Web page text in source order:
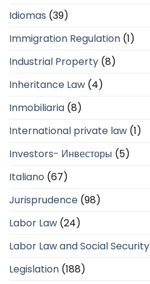
Idiomas (39)
Immigration Regulation (1)
Industrial Property (8)
Inheritance Law (4)
Inmobiliaria (8)
International private law (1)
Investors- Инвесторы (5)
Italiano (67)
Jurisprudence (98)
Labor Law (24)
Labor Law and Social Security
Legislation (188)